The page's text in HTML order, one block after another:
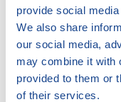
provide social
We also share
our social media,
may combine it with
provided to them or
of their services.
Jak
online